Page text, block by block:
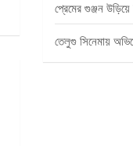
প্রেমের গুঞ্জন
তেলুগু সিনেমায়